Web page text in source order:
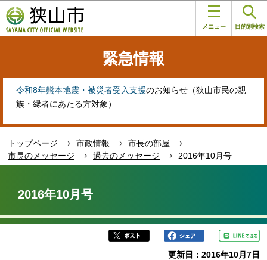
の
ペ
す
メニュー 目的別検索
緊急情報
令和8年熊本地震・被災者受入支援のお知らせ（狭山市民の親
族・縁者にあたる方対象）
トップページ 市政情報
市長の部屋
市長のメッセージ
過去のメッセージ
2016年10月号
か
2016年10月号
更新日：2016年10月7日